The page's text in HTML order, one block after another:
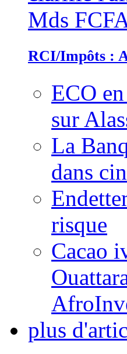
RCI/Impôts :
ECO
sur
La
dans
risque
Cacao
plus